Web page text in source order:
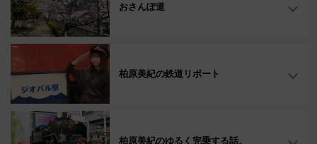
おさんぽ道
柏原美紀の鉄道リポート
柏原美紀のゆるく完乗する話。